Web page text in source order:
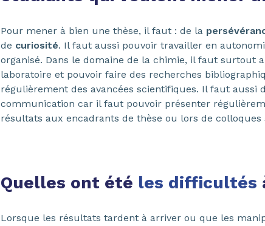
Pour mener à bien une thèse, il faut : de la
de curiosité. Il faut aussi pouvoir travailler en
organisé. Dans le domaine de la chimie, il faut surtout
laboratoire et pouvoir faire des recherches
régulièrement des avancées scientifiques. Il faut aussi
communication car il faut pouvoir présenter
résultats aux encadrants de thèse ou lors de colloques
Quelles ont été les difficultés
Lorsque les résultats tardent à arriver ou que les